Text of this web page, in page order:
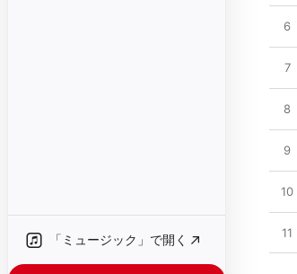
「ミュージック」で開く
6
7
8
9
10
11